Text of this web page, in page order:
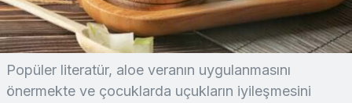
Popüler literatür, aloe veranın uygulanmasını
önermekte ve çocuklarda uçukların iyileşmesini